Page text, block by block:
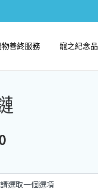
物善終服務 寵之紀念品